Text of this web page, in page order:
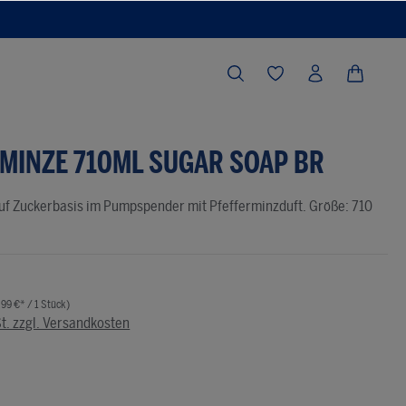
710ML SUGAR SOAP BR
Zuckerbasis im Pumpspender mit Pfefferminzduft. Größe: 710
€* / 1 Stück)
zzgl. Versandkosten
Bewertung von 0 von 5 Sternen